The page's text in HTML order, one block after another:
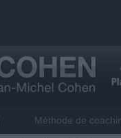
Méthode de